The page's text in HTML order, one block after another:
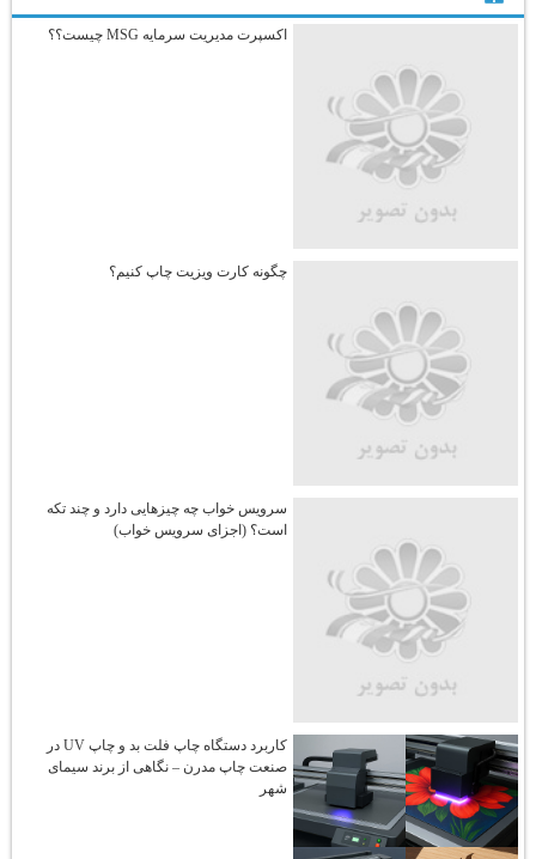
اکسپرت مدیریت سرمایه MSG چیست؟؟
چگونه کارت ویزیت چاپ کنیم؟
سرویس خواب چه چیزهایی دارد و چند تکه
است؟ (اجزای سرویس خواب)
کاربرد دستگاه چاپ فلت‌ بد و چاپ UV در
صنعت چاپ مدرن – نگاهی از برند سیمای
شهر